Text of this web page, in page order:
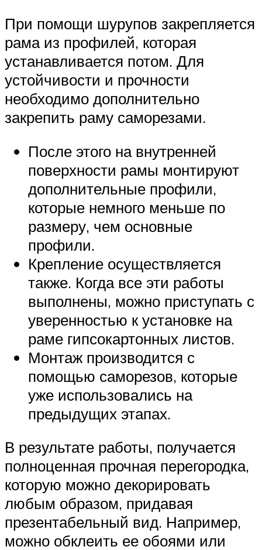
При помощи шурупов закрепляется
рама из профилей, которая
устанавливается потом. Для
устойчивости и прочности
необходимо дополнительно
закрепить раму саморезами.
После этого на внутренней
поверхности рамы монтируют
дополнительные профили,
которые немного меньше по
размеру, чем основные
профили.
Крепление осуществляется
также. Когда все эти работы
выполнены, можно приступать с
уверенностью к установке на
раме гипсокартонных листов.
Монтаж производится с
помощью саморезов, которые
уже использовались на
предыдущих этапах.
В результате работы, получается
полноценная прочная перегородка,
которую можно декорировать
любым образом, придавая
презентабельный вид. Например,
можно обклеить ее обоями или